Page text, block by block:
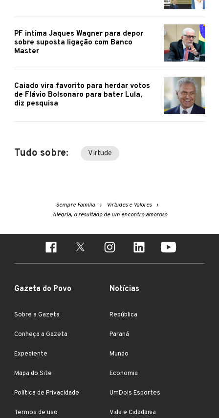
PF intima Jaques Wagner para depor
sobre suposta ligação com Banco
Master
Caiado vira favorito para herdar votos
de Flávio Bolsonaro para bater Lula,
diz pesquisa
Tudo sobre: Virtude
Sempre Família
Virtudes e Valores
Alegria, o resultado de um encontro amoroso
Gazeta do Povo
Sobre a Gazeta
Conheça a Gazeta
Expediente
Mapa do Site
Política de Privacidade
Termos de uso
Notícias
República
Paraná
Mundo
Economia
UmDois Esportes
Vida e Cidadania